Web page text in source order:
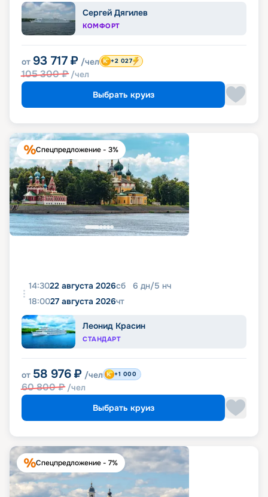
Сергей Дягилев
КОМФОРТ
от 93 717 ₽ /чел
105 300₽ /чел
+2 027
Выбрать круиз
Спецпредложение - 3%
14:3022 августа 2026сб 6 дн/5 нч
18:0027 августа 2026чт
Леонид Красин
СТАНДАРТ
от 58 976 ₽ /чел
60 800₽ /чел
+1 000
Выбрать круиз
Спецпредложение - 7%